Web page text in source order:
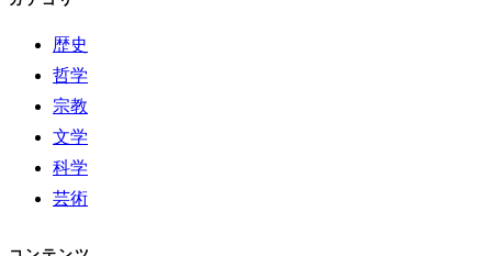
歴史
哲学
宗教
文学
科学
芸術